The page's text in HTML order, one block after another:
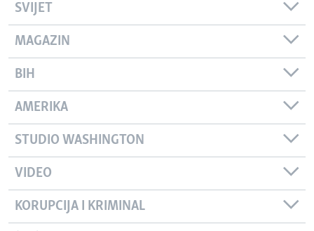
SVIJET
MAGAZIN
BIH
AMERIKA
STUDIO WASHINGTON
VIDEO
KORUPCIJA I KRIMINAL